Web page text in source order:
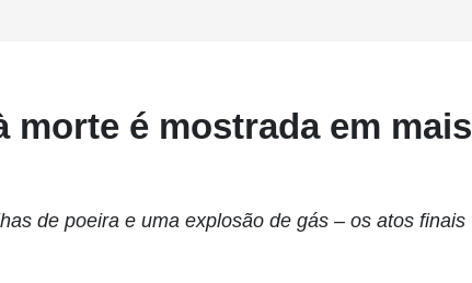
morte é mostrada em mais
de poeira e uma explosão de gás – os atos finais